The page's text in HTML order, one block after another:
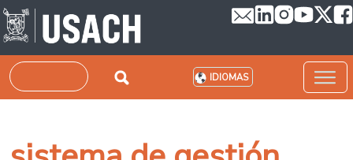
Pasar al contenido principal
Buscar IDIOMAS